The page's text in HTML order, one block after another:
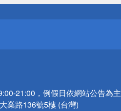
21:00，例假日依網站公告為主
業路136號5樓 (台灣)